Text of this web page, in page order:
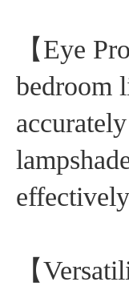
【Eye
bedroom
【